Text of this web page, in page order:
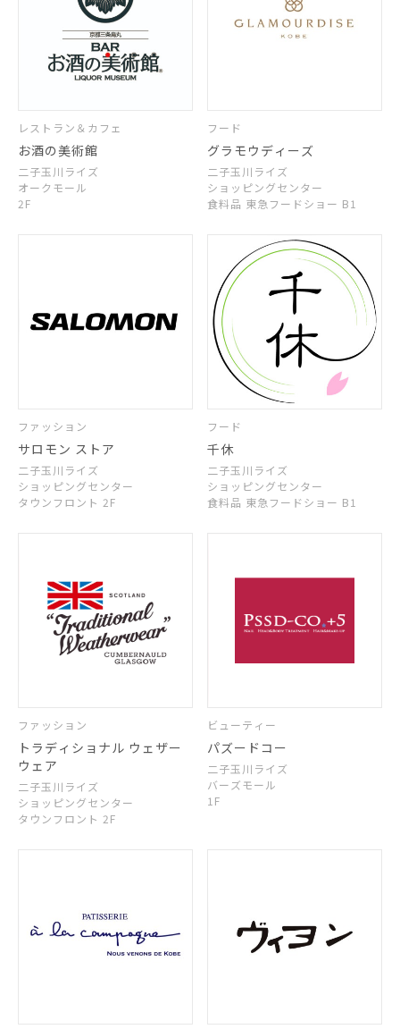
レストラン＆カフェ
お酒の美術館
二子玉川ライズ
オークモール
2F
フード
グラモウディーズ
二子玉川ライズ
ショッピングセンター
食料品 東急フードショー B1
ファッション
サロモン ストア
二子玉川ライズ
ショッピングセンター
タウンフロント 2F
フード
千休
二子玉川ライズ
ショッピングセンター
食料品 東急フードショー B1
ファッション
トラディショナル ウェザー
ウェア
二子玉川ライズ
ショッピングセンター
タウンフロント 2F
ビューティー
パズードコー
二子玉川ライズ
バーズモール
1F